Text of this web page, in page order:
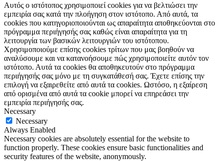
Αυτός ο ιστότοπος χρησιμοποιεί cookies για να βελτιώσει την
εμπειρία σας κατά την πλοήγηση στον ιστότοπο. Από αυτά, τα
cookies που κατηγοριοποιούνται ως απαραίτητα αποθηκεύονται στο
πρόγραμμα περιήγησής σας καθώς είναι απαραίτητα για τη
λειτουργία των βασικών λειτουργιών του ιστότοπου.
Χρησιμοποιούμε επίσης cookies τρίτων που μας βοηθούν να
αναλύσουμε και να κατανοήσουμε πώς χρησιμοποιείτε αυτόν τον
ιστότοπο. Αυτά τα cookies θα αποθηκευτούν στο πρόγραμμα
περιήγησής σας μόνο με τη συγκατάθεσή σας. Έχετε επίσης την
επιλογή να εξαιρεθείτε από αυτά τα cookies. Ωστόσο, η εξαίρεση
από ορισμένα από αυτά τα cookie μπορεί να επηρεάσει την
εμπειρία περιήγησής σας.
Necessary
Necessary
Always Enabled
Necessary cookies are absolutely essential for the website to
function properly. These cookies ensure basic functionalities and
security features of the website, anonymously.